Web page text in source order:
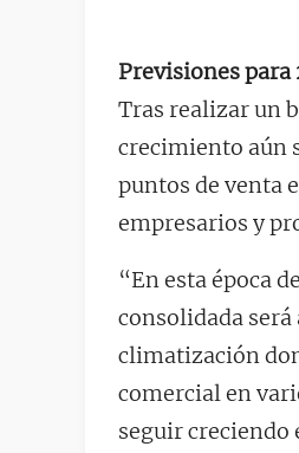
Previsiones para
Tras realizar un
crecimiento aún
puntos de venta
empresarios y
“En esta época
consolidada
climatización
comercial en
seguir creciendo